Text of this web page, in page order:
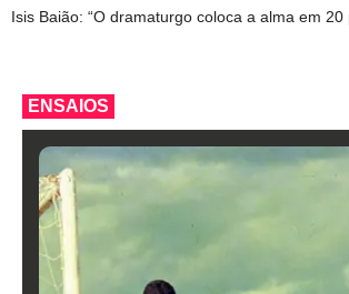
Isis Baião: “O dramaturgo coloca a alma em 20
ENSAIOS